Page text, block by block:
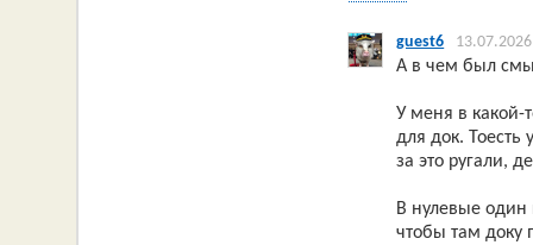
guest6
А в чем был
У меня в какой-
для док. Тоесть
за это ругали,
В нулевые один
чтобы там доку